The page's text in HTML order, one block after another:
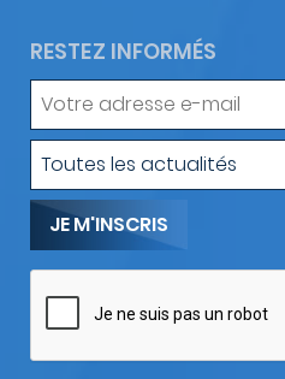
RESTEZ INFORMÉS
Votre
mail
Type
Toutes les actualités